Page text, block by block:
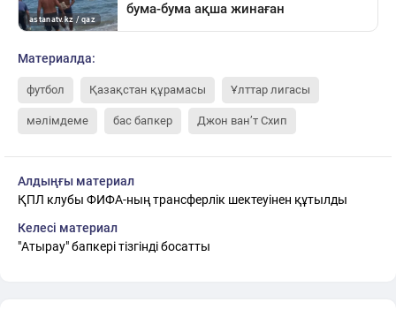
Материалда:
футбол Қазақстан құрамасы Ұлттар лигасы
мәлімдеме бас бапкер Джон ван’т Схип
Алдыңғы материал
ҚПЛ клубы ФИФА-ның трансферлік шектеуінен құтылды
Келесі материал
"Атырау" бапкері тізгінді босатты